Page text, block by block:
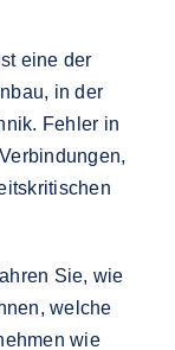
eine der
in der
Fehler in
Sie, wie
welche
wie